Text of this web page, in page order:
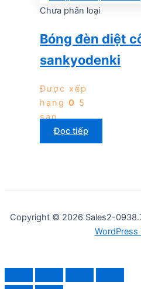
Chưa phân loại
Bóng đèn diệt
sankyodenki
Được xếp
hạng 0 5
sao
Đọc tiếp
Copyright © 2026 Sales2-
WordPress